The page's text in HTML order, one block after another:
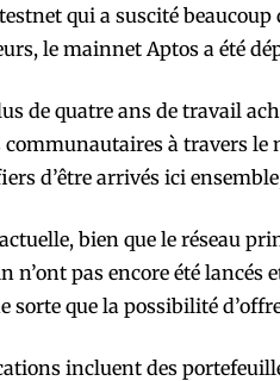
qui a suscité
le mainnet Aptos a été
de quatre ans de travail
communautaires à travers le
d’être arrivés ici
bien que le réseau
n’ont pas encore été lancés
sorte que la possibilité
incluent des